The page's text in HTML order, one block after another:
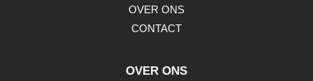
OVER ONS
CONTACT
OVER ONS